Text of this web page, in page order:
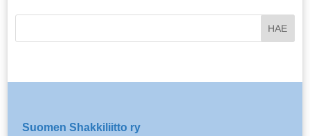
Suomen Shakkiliitto ry